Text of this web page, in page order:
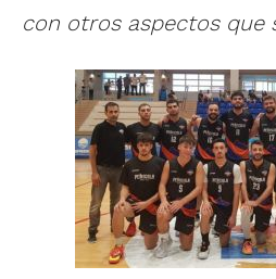
con otros aspectos que